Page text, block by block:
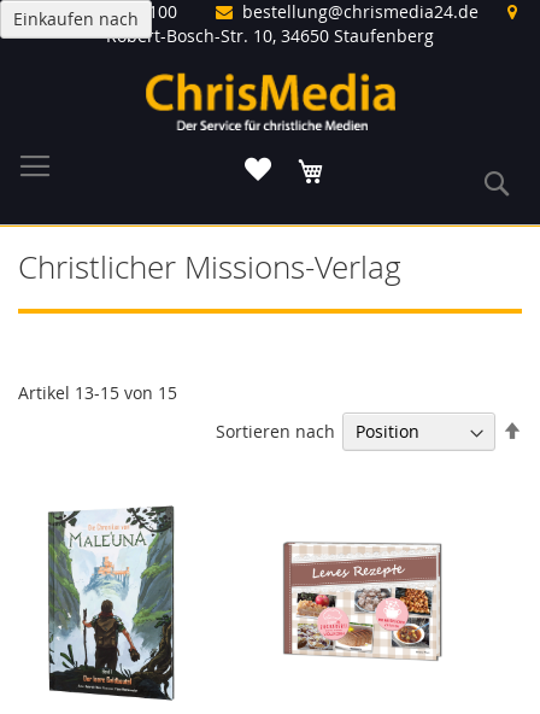
Direkt
zum
(06406) 8346 100
bestellung@chrismedia24.de
Robert-Bosch-Str. 10, 34650 Staufenberg
Christlicher Missions-Verlag
Artikel 13-15 von 15
Sortieren nach
Einkaufen nach